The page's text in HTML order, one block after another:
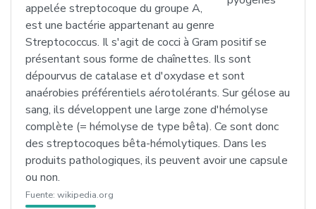
appelée streptocoque du groupe A,
est une bactérie appartenant au genre
Streptococcus. Il s'agit de cocci à Gram positif se
présentant sous forme de chaînettes. Ils sont
dépourvus de catalase et d'oxydase et sont
anaérobies préférentiels aérotolérants. Sur gélose au
sang, ils développent une large zone d'hémolyse
complète (= hémolyse de type bêta). Ce sont donc
des streptocoques bêta-hémolytiques. Dans les
produits pathologiques, ils peuvent avoir une capsule
ou non.
Fuente: wikipedia.org